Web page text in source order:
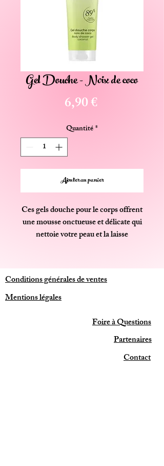
Gel Douche - Noix de coco
6,90 €Prix
Quantité*
Ajouter au panier
Ces gels douche pour le corps offrent
une mousse onctueuse et délicate qui
nettoie votre peau et la laisse
Conditions générales de ventes
Mentions légales
Foire à Questions
Partenaires
Contact